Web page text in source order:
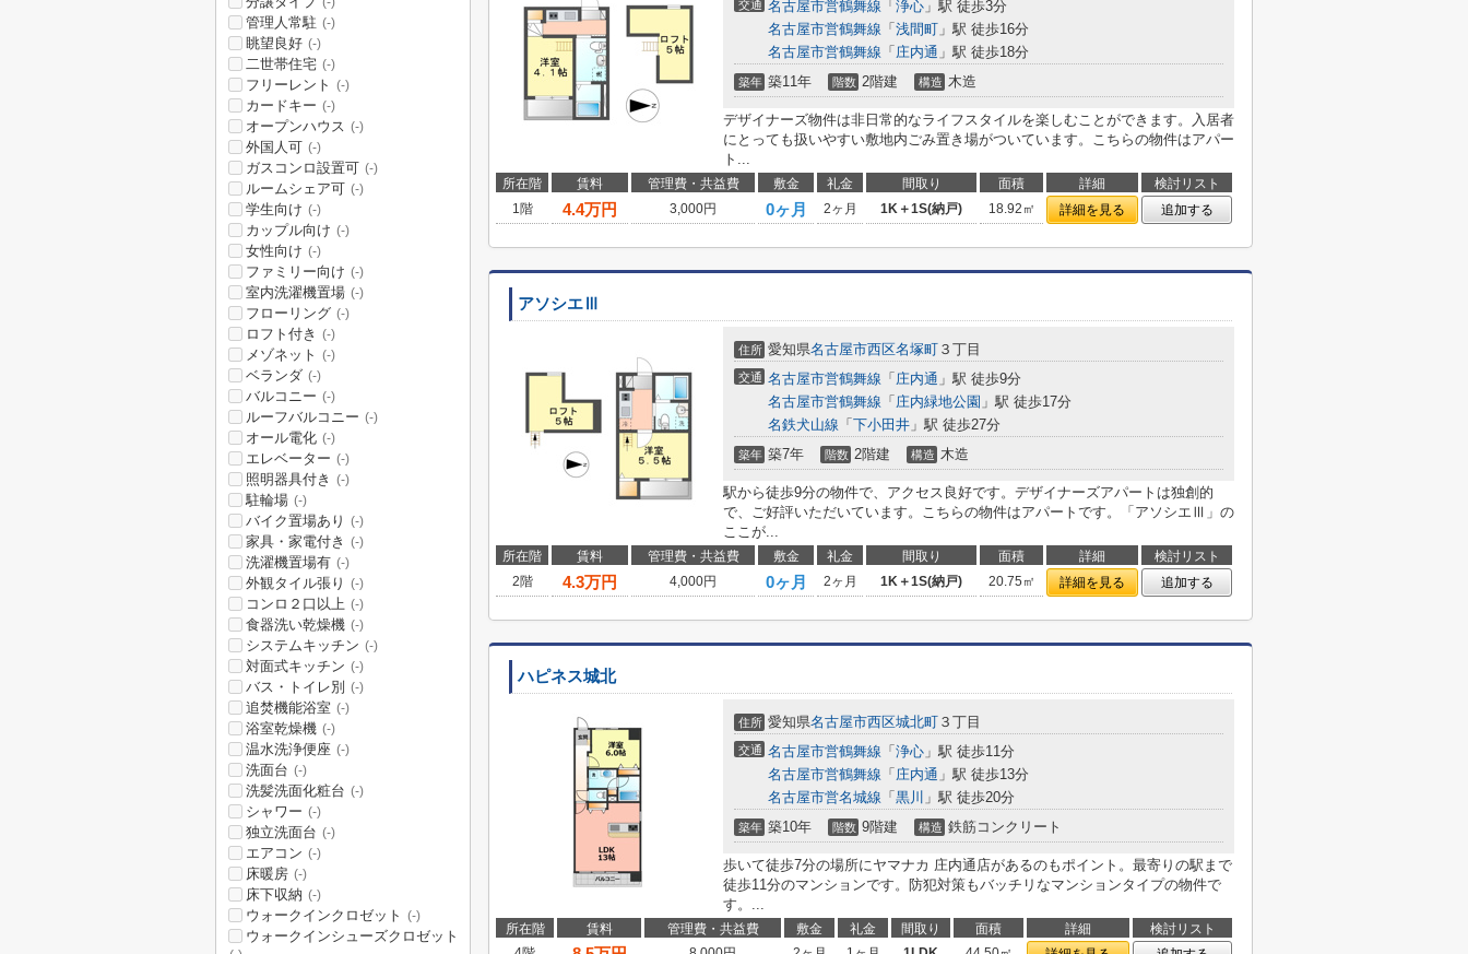
交通 名古屋市営鶴舞線 「 浄心 」駅 徒歩3分
名古屋市営鶴舞線 「 浅間町 」駅 徒歩16分
名古屋市営鶴舞線 「 庄内通 」駅 徒歩18分
築年 築11年 階数 2階建 構造 木造
デザイナーズ物件は非日常的なライフスタイルを楽しむことができます。入居者
にとっても扱いやすい敷地内ごみ置き場がついています。こちらの物件はアパー
ト...
所在階 賃料 管理費・共益費 敷金 礼金 間取り 面積 詳細
検討リスト
1階
4.4万円 3,000円 0ヶ月 2ヶ月 1K＋1S(納戸) 18.92㎡ 詳細を見る 追加する
アソシエⅢ
住所 愛知県名古屋市西区名塚町 ３丁目
交通 名古屋市営鶴舞線 「 庄内通 」駅 徒歩9分
名古屋市営鶴舞線 「 庄内緑地公園 」駅 徒歩17分
名鉄犬山線 「 下小田井 」駅 徒歩27分
築年 築7年 階数 2階建 構造 木造
駅から徒歩9分の物件で、アクセス良好です。デザイナーズアパートは独創的
で、ご好評いただいています。こちらの物件はアパートです。「アソシエⅢ」の
ここが...
所在階 賃料 管理費・共益費 敷金 礼金 間取り 面積 詳細
検討リスト
2階
4.3万円 4,000円 0ヶ月 2ヶ月 1K＋1S(納戸) 20.75㎡ 詳細を見る 追加する
ハピネス城北
住所 愛知県名古屋市西区城北町 ３丁目
交通 名古屋市営鶴舞線 「 浄心 」駅 徒歩11分
名古屋市営鶴舞線 「 庄内通 」駅 徒歩13分
名古屋市営名城線 「 黒川 」駅 徒歩20分
築年 築10年 階数 9階建 構造 鉄筋コンクリート
歩いて徒歩7分の場所にヤマナカ 庄内通店があるのもポイント。最寄りの駅まで
徒歩11分のマンションです。防犯対策もバッチリなマンションタイプの物件で
す。...
所在階 賃料 管理費・共益費 敷金 礼金 間取り 面積 詳細
検討リスト
管理人常駐 (-)
眺望良好 (-)
二世帯住宅 (-)
フリーレント (-)
カードキー (-)
オープンハウス (-)
外国人可 (-)
ガスコンロ設置可 (-)
ルームシェア可 (-)
学生向け (-)
カップル向け (-)
女性向け (-)
ファミリー向け (-)
室内洗濯機置場 (-)
フローリング (-)
ロフト付き (-)
メゾネット (-)
ベランダ (-)
バルコニー (-)
ルーフバルコニー (-)
オール電化 (-)
エレベーター (-)
照明器具付き (-)
駐輪場 (-)
バイク置場あり (-)
家具・家電付き (-)
洗濯機置場有 (-)
外観タイル張り (-)
コンロ２口以上 (-)
食器洗い乾燥機 (-)
システムキッチン (-)
対面式キッチン (-)
バス・トイレ別 (-)
追焚機能浴室 (-)
浴室乾燥機 (-)
温水洗浄便座 (-)
洗面台 (-)
洗髪洗面化粧台 (-)
シャワー (-)
独立洗面台 (-)
エアコン (-)
床暖房 (-)
床下収納 (-)
ウォークインクロゼット (-)
ウォークインシューズクロゼット